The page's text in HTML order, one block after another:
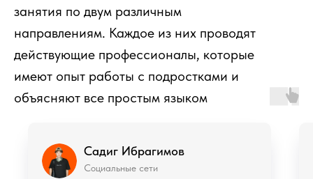
занятия по двум различным
направлениям. Каждое из них проводят
действующие профессионалы, которые
имеют опыт работы с подростками и
объясняют все простым языком
Екатерина Васильева
Макияж